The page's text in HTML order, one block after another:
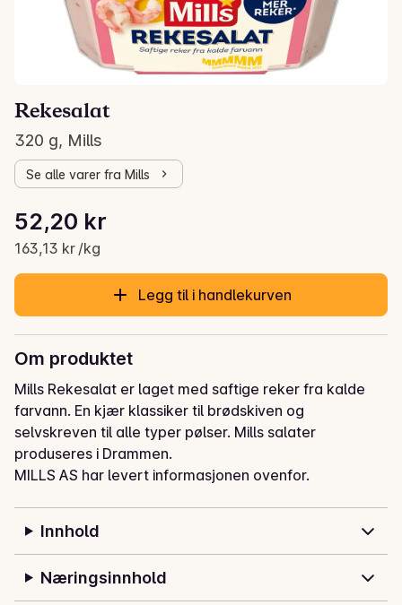
Rekesalat
320 g, Mills
Se alle varer fra Mills
Gjeldende pris er: 52,20 kr
52,20 kr
163,13 kr /kg
Stykkpris: 163,13 kr /kg
Legg til i handlekurven
Om produktet
Mills Rekesalat er laget med saftige reker fra kalde
farvann. En kjær klassiker til brødskiven og
selvskreven til alle typer pølser. Mills salater
produseres i Drammen.
MILLS AS har levert informasjonen ovenfor.
Innhold
Næringsinnhold